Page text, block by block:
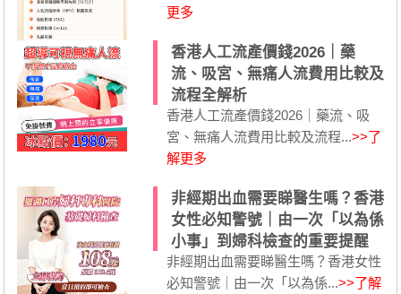
更多
香港人工流產價錢2026｜藥
流、吸宮、無痛人流費用比較及
流程全解析
香港人工流產價錢2026｜藥流、吸
宮、無痛人流費用比較及流程...>>了
解更多
非經期出血需要睇醫生嗎？香港
女性必知警號｜由一次「以為係
小事」到婦科檢查的重要提醒
非經期出血需要睇醫生嗎？香港女性
必知警號｜由一次「以為係...>>了解